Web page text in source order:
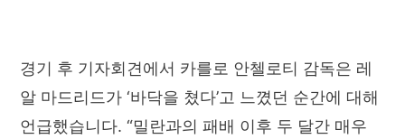
경기 후 기자회견에서 카를로 안첼로티 감독은 레
알 마드리드가 ‘바닥을 쳤다’고 느꼈던 순간에 대해
언급했습니다. “밀란과의 패배 이후 두 달간 매우